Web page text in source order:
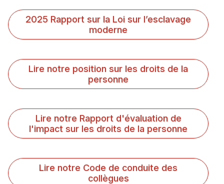
2025 Rapport sur la Loi sur l’esclavage
moderne
(Il s'ouvre dans un nouvel onglet)
Lire notre position sur les droits de la
personne
(Il s'ouvre dans un nouvel onglet)
Lire notre Rapport d'évaluation de
l'impact sur les droits de la personne
(Il s'ouvre dans un nouvel onglet)
Lire notre Code de conduite des
collègues
(Il s'ouvre dans un nouvel onglet)